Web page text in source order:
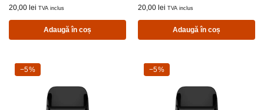
20,00 lei TVA inclus
Adaugă în coș
20,00 lei TVA inclus
Adaugă în coș
-5%
−5% -5%
−5%